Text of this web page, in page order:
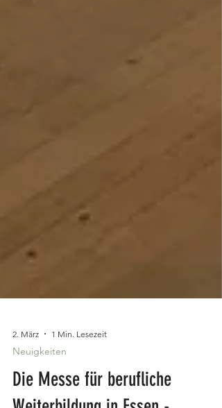
2. März 1 Min. Lesezeit
Neuigkeiten